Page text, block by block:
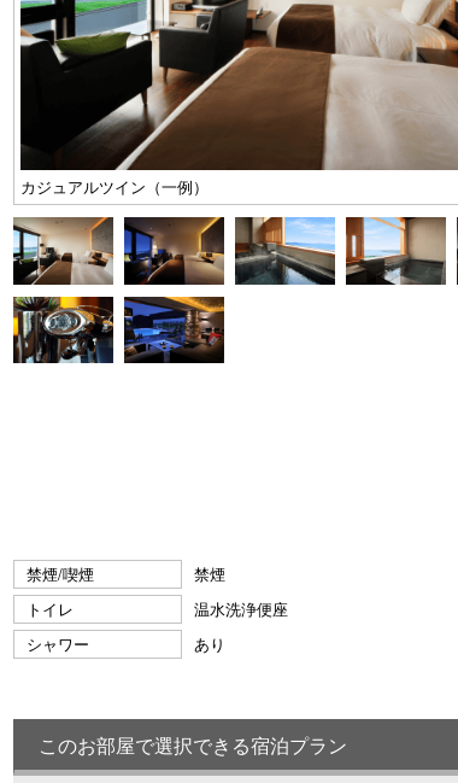
カジュアルツイン（一例）
禁煙/喫煙 禁煙
トイレ
温水洗浄便座
シャワー
あり
このお部屋で選択できる宿泊プラン